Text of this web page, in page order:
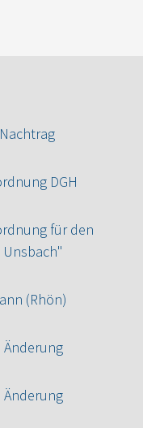
DGH
für den
(Rhön)
Änderung
Änderung